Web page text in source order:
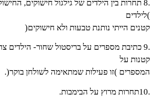
.8 תחרות בין הילדים של גילגול חישוקים,
)לילדים
קטנים הייתי נותנת טבעות ולא חישוקים(
.9 כתיבת מספרים על בריסטול שחור- הילדים
קטנות על
המספרים )זו פעילות שמתאימה לשולחן בוקר(.
.10תחרות מרוץ על הבימבות.